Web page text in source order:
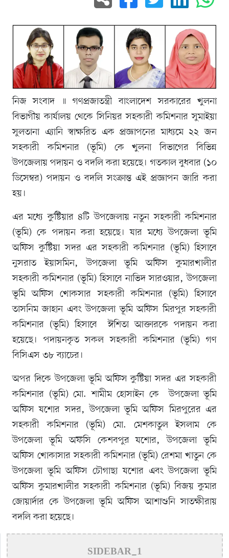
নিজ সংবাদ ॥ গণপ্রজাতন্ত্রী বাংলাদেশ সরকারের খুলনা
বিভাগীয় কার্যালয় থেকে সিনিয়র সহকারী কমিশনার সুমাইয়া
সুলতানা এ্যানি স্বাক্ষরিত এক প্রজ্ঞাপনের মাধ্যমে ২২ জন
সহকারী কমিশনার (ভূমি) কে খুলনা বিভাগের বিভিন্ন
উপজেলায় পদায়ন ও বদলি করা হয়েছে। গতকাল বুধবার (১০
ডিসেম্বর) পদায়ন ও বদলি সংক্রান্ত এই প্রজ্ঞাপন জারি করা
হয়।
এর মধ্যে কুষ্টিয়ার ৪টি উপজেলায় নতুন সহকারী কমিশনার
(ভূমি) কে পদায়ন করা হয়েছে। যার মধ্যে উপজেলা ভূমি
অফিস কুষ্টিয়া সদর এর সহকারী কমিশনার (ভূমি) হিসাবে
নুসরাত ইয়াসমিন, উপজেলা ভূমি অফিস কুমারখালীর
সহকারী কমিশনার (ভূমি) হিসাবে নাভিদ সারওয়ার, উপজেলা
ভূমি অফিস খোকসার সহকারী কমিশনার (ভূমি) হিসাবে
তাসনিম জাহান এবং উপজেলা ভূমি অফিস মিরপুর সহকারী
কমিশনার (ভূমি) হিসাবে ঈশিতা আক্তারকে পদায়ন করা
হয়েছে। পদায়নকৃত সকল সহকারী কমিশনার (ভূমি) গণ
বিসিএস ৩৮ ব্যাচের।
অপর দিকে উপজেলা ভূমি অফিস কুষ্টিয়া সদর এর সহকারী
কমিশনার (ভূমি) মো. শামীম হোসাইন কে উপজেলা ভূমি
অফিস যশোর সদর, উপজেলা ভূমি অফিস মিরপুরের এর
সহকারী কমিশনার (ভূমি) মো. মেশকাতুল ইসলাম কে
উপজেলা ভূমি অফসি কেশবপুর যশোর, উপজেলা ভূমি
অফিস খোকাসার সহকারী কমিশনার (ভূমি) রেশমা খাতুন কে
উপজেলা ভূমি অফিস চৌগাছা যশোর এবং উপজেলা ভূমি
অফিস কুমারখালীর সহকারী কমিশনার (ভূমি) বিজয় কুমার
জোয়ার্দার কে উপজেলা ভূমি অফিস আশাশুনি সাতক্ষীরায়
বদলি করা হয়েছে।
SIDEBAR_1